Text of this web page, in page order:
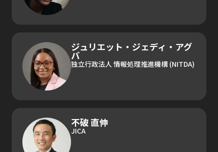
ジュリエット・ジェディ・アグ
バ
独立行政法人 情報処理推進機構 (NITDA)
不破 直伸
JICA